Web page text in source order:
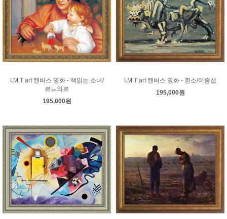
I.M.T art 캔버스 명화 - 책읽는 소녀/
르느와르
195,000원
I.M.T art 캔버스 명화 - 흰소/이중섭
195,000원